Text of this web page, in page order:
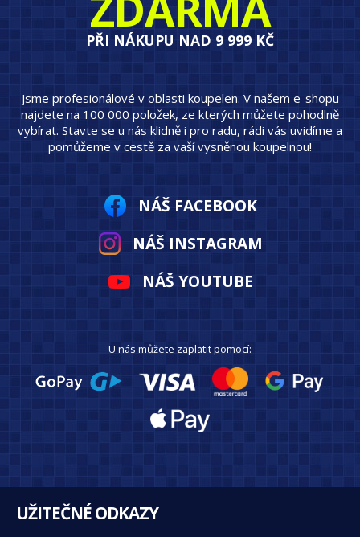
PŘI NÁKUPU NAD 9 999 KČ
Jsme profesionálové v oblasti koupelen. V našem e-shopu
najdete na 100 000 položek, ze kterých můžete pohodlně
vybírat. Stavte se u nás klidně i pro radu, rádi vás uvidíme a
pomůžeme v cestě za vaší vysněnou koupelnou!
NÁŠ FACEBOOK
NÁŠ INSTAGRAM
NÁŠ YOUTUBE
U nás můžete zaplatit pomocí:
UŽITEČNÉ ODKAZY